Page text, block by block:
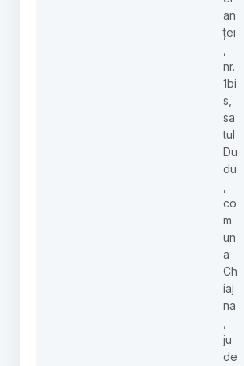
an
ței
nr.
1bi
s,
sa
tul
Du
du
co
m
un
a
Ch
iaj
na
ju
de